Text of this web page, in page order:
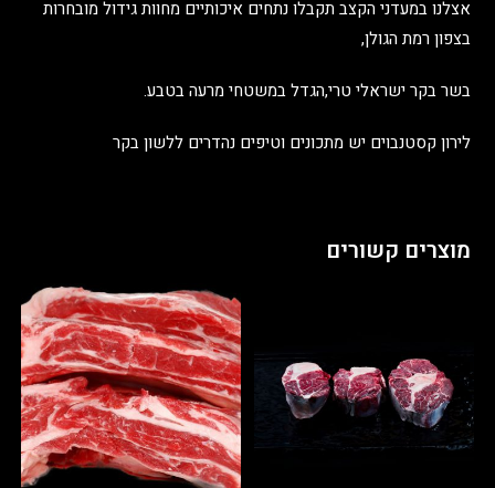
אצלנו במעדני הקצב תקבלו נתחים איכותיים מחוות גידול מובחרות
בצפון רמת הגולן,
בשר בקר ישראלי טרי,הגדל במשטחי מרעה בטבע.
לירון קסטנבויםיש מתכונים וטיפים נהדרים ללשון בקר
מוצרים קשורים